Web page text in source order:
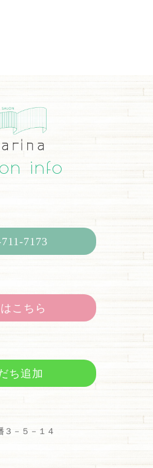
info
7173
こちら
ち追加
３－５－１４